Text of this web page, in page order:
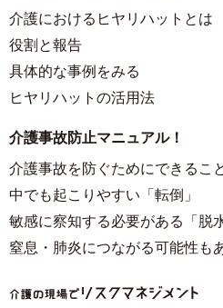
介護におけるヒヤリハットとは
役割と報告
具体的な事例をみる
ヒヤリハットの活用法
介護事故防止マニュアル！
介護事故を防ぐためにできるこ
中でも起こりやすい「転倒」
敏感に察知する必要がある「脱水
窒息・肺炎につながる可能性も